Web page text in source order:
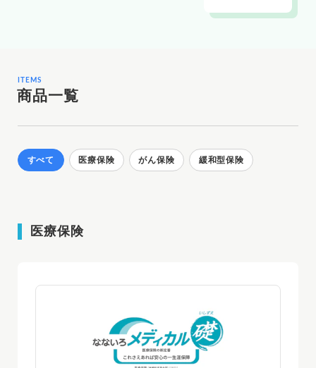
ITEMS
商品一覧
すべて 医療保険 がん保険 緩和型保険
医療保険